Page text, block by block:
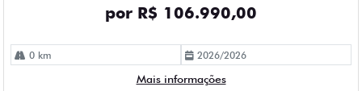
por R$ 106.990,00
0 km 2026/2026
Mais informações